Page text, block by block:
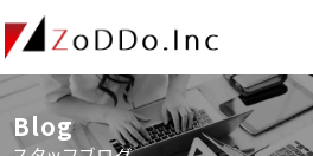
Blog